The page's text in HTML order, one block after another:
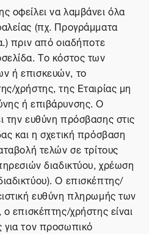
οφείλει να λαμβάνει όλα
(πχ. Προγράμματα
πριν από οιαδήποτε
Το κόστος των
ή επισκευών, το
χρήστης, της Εταιρίας μη
ή επιβάρυνσης. Ο
την ευθύνη πρόσβασης στις
και η σχετική πρόσβαση
τελών σε τρίτους
διαδικτύου, χρέωση
Ο επισκέπτης/
ευθύνη πληρωμής των
επισκέπτης/χρήστης είναι
για τον προσωπικό